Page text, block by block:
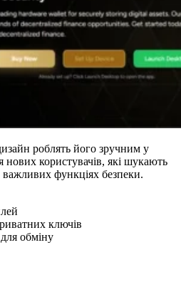
роблять його зручним у
нових користувачів, які шукають
важливих функціях безпеки.
ключів
обміну